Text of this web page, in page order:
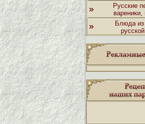
Русские
Блюда из